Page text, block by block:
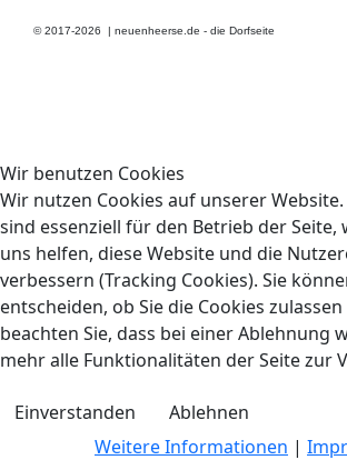
© 2017-2026 neuenheerse.de - die Dorfseite
Wir benutzen Cookies
Wir nutzen Cookies auf unserer
sind essenziell für den Betrieb der Seite,
uns helfen, diese Website und die
verbessern (Tracking Cookies). Sie
entscheiden, ob Sie die Cookies
beachten Sie, dass bei einer Ablehnung
mehr alle Funktionalitäten der Seite zur
Einverstanden
Ablehnen
Weitere Informationen |